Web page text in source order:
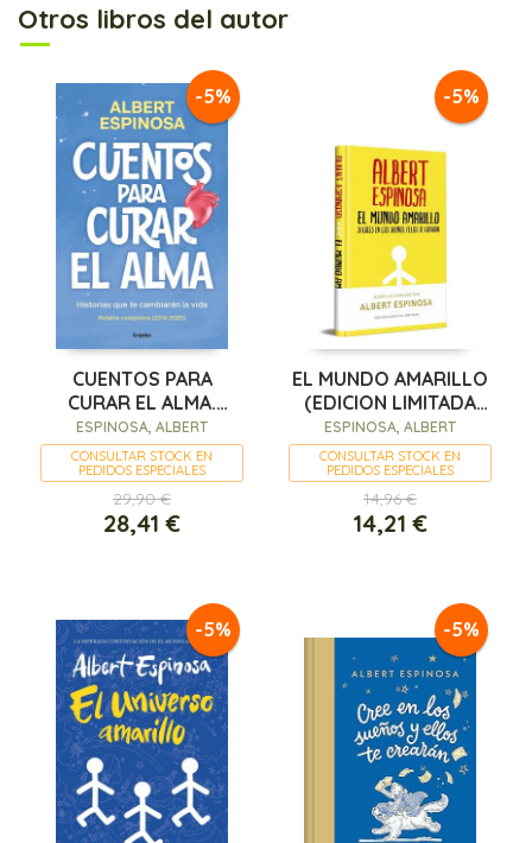
Otros libros del autor
-5%
CUENTOS PARA
CURAR EL ALMA.
HISTORIAS QUE TE
CAMBIARÁN LA VIDA
ESPINOSA, ALBERT
CONSULTAR STOCK EN
PEDIDOS ESPECIALES
29,90 €
28,41 €
-5%
EL MUNDO AMARILLO
(EDICION LIMITADA
FIRMADA)
ESPINOSA, ALBERT
CONSULTAR STOCK EN
PEDIDOS ESPECIALES
14,96 €
14,21 €
-5% -5%